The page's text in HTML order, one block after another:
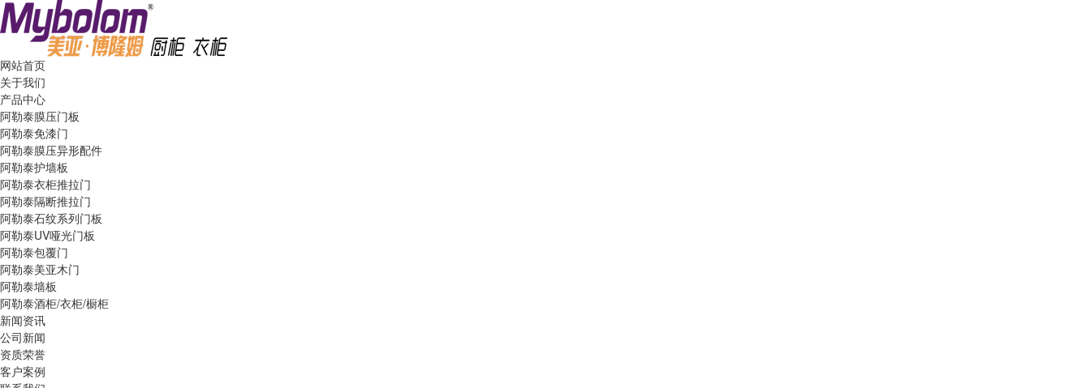
网站首页
关于我们
产品中心
阿勒泰膜压门板
阿勒泰免漆门
阿勒泰膜压异形配件
阿勒泰护墙板
阿勒泰衣柜推拉门
阿勒泰隔断推拉门
阿勒泰石纹系列门板
阿勒泰UV哑光门板
阿勒泰包覆门
阿勒泰美亚木门
阿勒泰墙板
阿勒泰酒柜/衣柜/橱柜
新闻资讯
公司新闻
资质荣誉
客户案例